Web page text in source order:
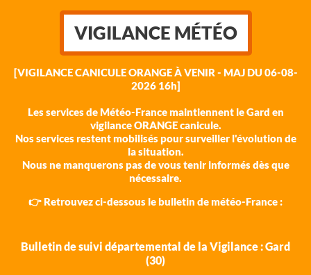
VIGILANCE MÉTÉO
[VIGILANCE CANICULE ORANGE À VENIR - MAJ DU 06-08-
2026 16h]
Les services de Météo-France maintiennent le Gard en
vigilance ORANGE canicule.
Nos services restent mobilisés pour surveiller l'évolution de
la situation.
Nous ne manquerons pas de vous tenir informés dès que
nécessaire.
👉 Retrouvez ci-dessous le bulletin de météo-France :
Bulletin de suivi départemental de la Vigilance : Gard
(30)